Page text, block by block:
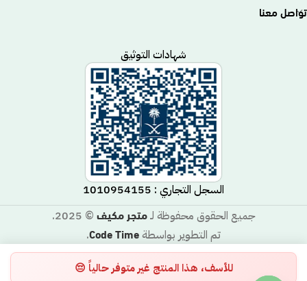
تواصل معنا
شهادات التوثيق
السجل التجاري : 1010954155
جميع الحقوق محفوظة لـمتجر مكيف © 2025.
تم التطوير بواسطةCode Time
.
للأسف، هذا المنتج غير متوفر حالياً 😔